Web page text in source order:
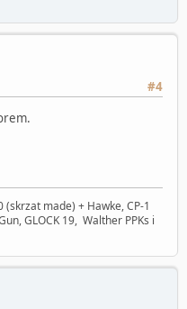
#4
(skrzat made) + Hawke, CP-1
GLOCK 19, Walther PPKs i